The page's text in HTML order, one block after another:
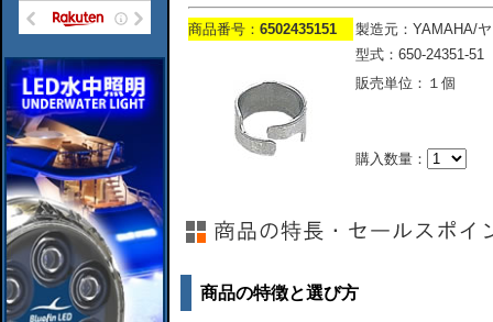
商品番号： 6502435151
製造元：YAMAHA/
型式：650-24351-51
販売単位：１個
購入数量：
商品の特徴と選び方